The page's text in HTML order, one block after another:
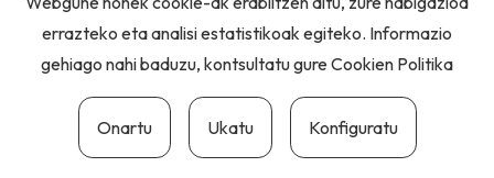
errazteko eta analisi estatistikoak egiteko. Informazio
gehiago nahi baduzu, kontsultatu gureCookien Politika
Onartu Ukatu Konfiguratu